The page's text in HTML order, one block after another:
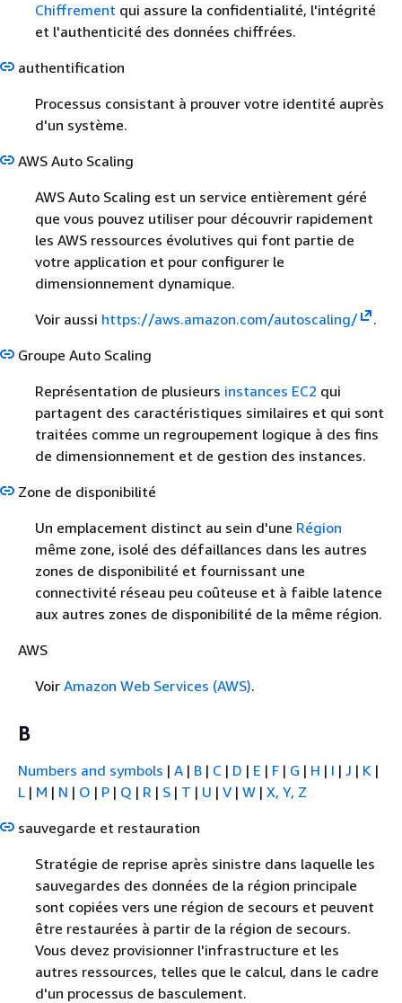
Chiffrement qui assure la confidentialité, l'intégrité
et l'authenticité des données chiffrées.
authentification
Processus consistant à prouver votre identité auprès
d'un système.
AWS Auto Scaling
AWS Auto Scaling est un service entièrement géré
que vous pouvez utiliser pour découvrir rapidement
les AWS ressources évolutives qui font partie de
votre application et pour configurer le
dimensionnement dynamique.
Voir aussi https://aws.amazon.com/autoscaling/
.
Groupe Auto Scaling
Représentation de plusieurs instances EC2 qui
partagent des caractéristiques similaires et qui sont
traitées comme un regroupement logique à des fins
de dimensionnement et de gestion des instances.
Zone de disponibilité
Un emplacement distinct au sein d'une Région
même zone, isolé des défaillances dans les autres
zones de disponibilité et fournissant une
connectivité réseau peu coûteuse et à faible latence
aux autres zones de disponibilité de la même région.
AWS
Voir Amazon Web Services (AWS).
B
Numbers and symbols | A | B | C | D | E | F | G | H | I | J | K |
L | M | N | O | P | Q | R | S | T | U | V | W | X, Y, Z
sauvegarde et restauration
Stratégie de reprise après sinistre dans laquelle les
sauvegardes des données de la région principale
sont copiées vers une région de secours et peuvent
être restaurées à partir de la région de secours.
Vous devez provisionner l'infrastructure et les
autres ressources, telles que le calcul, dans le cadre
d'un processus de basculement.